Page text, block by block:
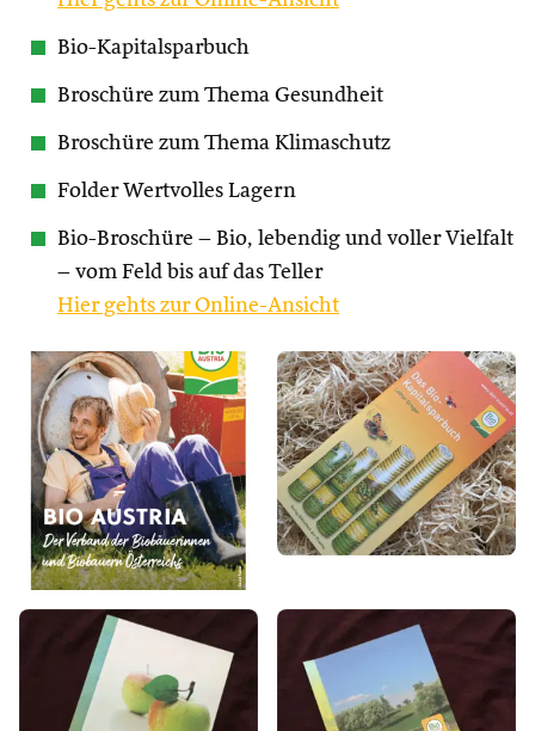
Bio-Kapitalsparbuch
Broschüre zum Thema Gesundheit
Broschüre zum Thema Klimaschutz
Folder Wertvolles Lagern
Bio-Broschüre – Bio, lebendig und voller Vielfalt
– vom Feld bis auf das Teller
Hier gehts zur Online-Ansicht